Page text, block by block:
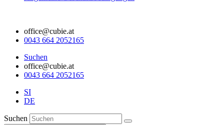
office@cubie.at
0043 664 2052165
Suchen
office@cubie.at
0043 664 2052165
SI
DE
Suchen